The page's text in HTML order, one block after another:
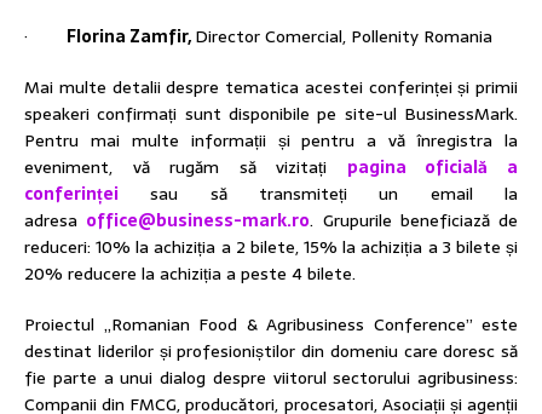
· Florina Zamfir,Director Comercial, Pollenity Romania
Mai multe detalii despre tematica acestei conferinței și primii
speakeri confirmați sunt disponibile pe site-ul BusinessMark.
Pentru mai multe informații și pentru a vă înregistra la
eveniment, vă rugăm să vizitați pagina oficială a
conferinței sau să transmiteți un email la
adresa office@business-mark.ro. Grupurile beneficiază de
reduceri: 10% la achiziția a 2 bilete, 15% la achiziția a 3 bilete și
20% reducere la achiziția a peste 4 bilete.
Proiectul „Romanian Food & Agribusiness Conference” este
destinat liderilor și profesioniștilor din domeniu care doresc să
fie parte a unui dialog despre viitorul sectorului agribusiness:
Companii din FMCG, producători, procesatori, Asociații și agenții